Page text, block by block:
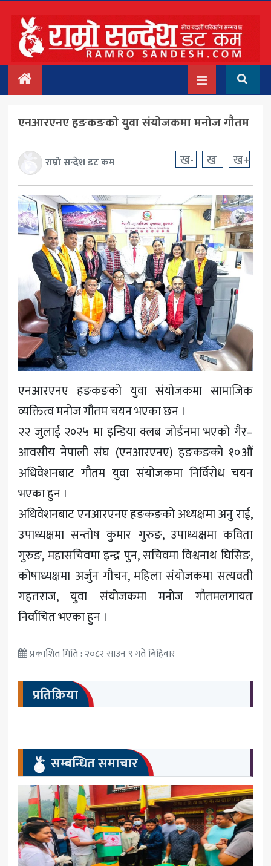
मुख्य
समाचार
देश/प्रदेश
राजनीति
बिचार
अन्तर्वार्ता
बिजनेस
अन्तराष्ट्रिय
प्रवास
खेलकुद
मनोरञ्जन
अन्य
एनआरएनए हङकङको युवा संयोजकमा मनोज गौतम
राम्रो सन्देश डट कम ख- ख ख+
एनआरएनए हङकङको युवा संयोजकमा सामाजिक
व्यक्तित्व मनोज गौतम चयन भएका छन ।
२२ जुलाई २०२५ मा इन्डिया क्लब जोर्डनमा भएको गैर–
आवसीय नेपाली संघ (एनआरएनए) हङकङको १०औं
अधिवेशनबाट गौतम युवा संयोजकमा निर्विरोध चयन
भएका हुन ।
अधिवेशनबाट एनआरएनए हङकङको अध्यक्षमा अनु राई,
उपाध्यक्षमा सन्तोष कुमार गुरुङ, उपाध्यक्षमा कविता
गुरुङ, महासचिवमा इन्द्र पुन, सचिवमा विश्वनाथ घिसिङ,
कोषाध्यक्षमा अर्जुन गौचन, महिला संयोजकमा सत्यवती
गहतराज, युवा संयोजकमा मनोज गौतमलगायत
निर्वाचित भएका हुन ।
प्रकाशित मिति : २०८२ साउन ९ गते बिहिवार
प्रतिक्रिया
सम्बन्धित समाचार